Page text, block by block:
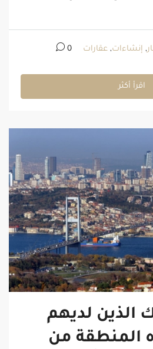
, إنشاءات, عقارات 0
اقرأ أكثر
الذين لديهم
المنطقة من